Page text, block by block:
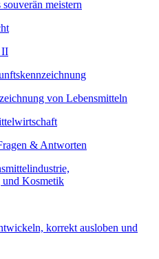
meistern
II
von Lebensmitteln
& Antworten
und Kosmetik
korrekt ausloben und